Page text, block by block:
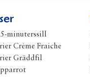
minuterssill
Crème Fraiche
Gräddfil